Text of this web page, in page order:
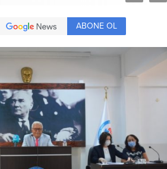
ABONE OL